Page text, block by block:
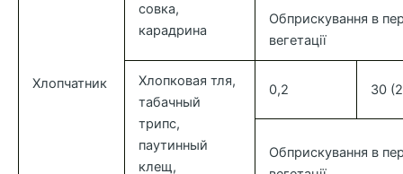
Хлопчатник
совка,
карадрина
Обприскування в
вегетації
Хлопковая тля,
табачный
трипс,
паутинный
клещ,
0,2 30
Обприскування в